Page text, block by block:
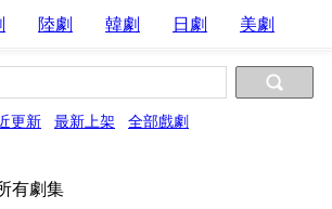
陸劇 韓劇 日劇 美劇
更新 最新上架 全部戲劇
有劇集